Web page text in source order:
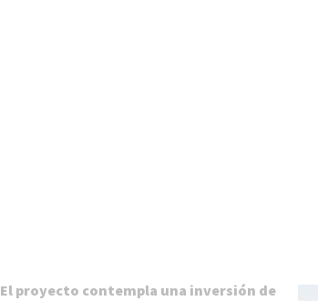
El proyecto contempla una inversión de